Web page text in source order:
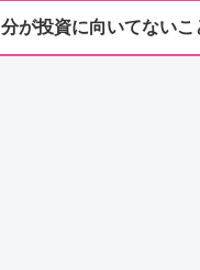
が投資に向いてないこ